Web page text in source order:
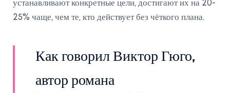
устанавливают конкретные цели, достигают их на 20-
25% чаще, чем те, кто действует без чёткого плана.
Как говорил Виктор Гюго,
автор романа